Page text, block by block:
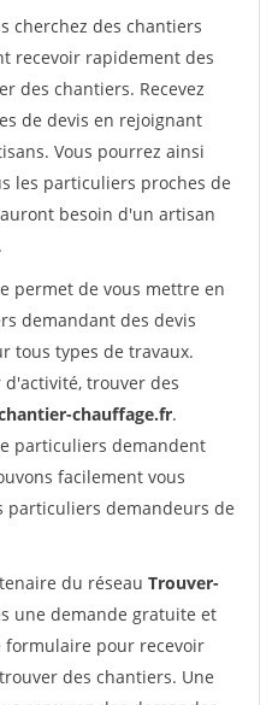
cherchez des chantiers
recevoir rapidement des
des chantiers. Recevez
de devis en rejoignant
Vous pourrez ainsi
les particuliers proches de
besoin d'un artisan
permet de vous mettre en
demandant des devis
tous types de travaux.
trouver des
chauffage.fr.
particuliers demandent
facilement vous
particuliers demandeurs de
du réseau Trouver-
une demande gratuite et
formulaire pour recevoir
des chantiers. Une